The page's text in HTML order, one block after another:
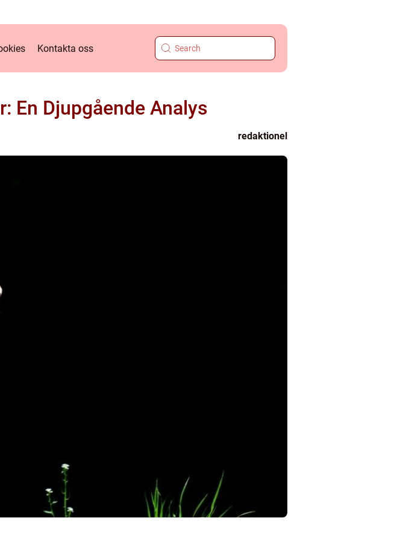
Kontakta oss
En Djupgående Analys
redaktionel